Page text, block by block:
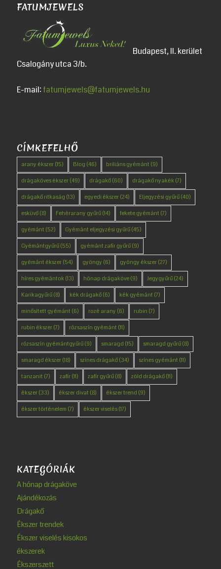
FATUMJEWELS
Budapest, II. kerület
Csalogány utca 3/b.
E-mail: fatumjewels@fatumjewels.hu
CÍMKEFELHŐ
arany ékszer(15) Blog (46) briliáns gyémánt (9)
drágaköves ékszer(49) drágakő(60) drágakő nyakék(7)
drágakő ritkaság (13) egyedi ékszer(24) Eljegyzési gyűrű(40)
esküvő(8) Fehérarany gyűrű(14) fekete gyémánt (7)
gyémánt (52) Gyémánt eljegyzési gyűrű(45)
Gyémántgyűrű(55) gyémánt zafír gyűrű(9)
gyémánt ékszer(54) gyöngy (6) gyöngy ékszer(27)
híres gyémántok(13) hónap drágaköve(9) Jegygyűrű(24)
Karikagyűrű(8) kék drágakő(6) kék gyémánt (7)
minősített gyémánt (6) rozé arany (6) rubin (7)
rubin ékszer(7) rózsaszín gyémánt (11)
rózsaszín gyémántgyűrű(9) smaragd (15) smaragd gyűrű(8)
smaragd ékszer(18) színes drágakő(34) színes gyémánt (11)
tanzanit (7) zafír(11) zafír gyűrű(8) zöld drágakő(11)
ékszer(33) ékszer divat (8) ékszer trend (9)
ékszer történelem (7) ékszer viselés(17)
KATEGÓRIÁK
A hónap drágaköve
Ajándékozás
Drágakő
Ékszer trendek
Ékszer viselés kisokos
ékszerek
Ékszerszett